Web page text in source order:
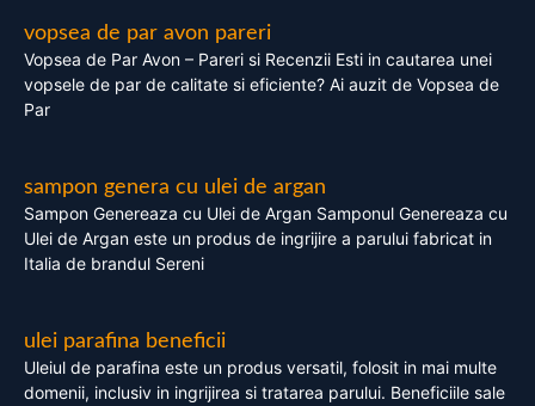
vopsea de par avon pareri
Vopsea de Par Avon – Pareri si Recenzii Esti in cautarea unei
vopsele de par de calitate si eficiente? Ai auzit de Vopsea de
Par
sampon genera cu ulei de argan
Sampon Genereaza cu Ulei de Argan Samponul Genereaza cu
Ulei de Argan este un produs de ingrijire a parului fabricat in
Italia de brandul Sereni
ulei parafina beneficii
Uleiul de parafina este un produs versatil, folosit in mai multe
domenii, inclusiv in ingrijirea si tratarea parului. Beneficiile sale